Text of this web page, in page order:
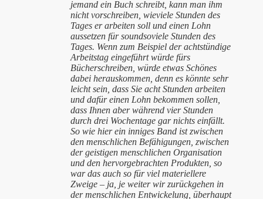
jemand ein Buch schreibt, kann man ihm
nicht vorschreiben, wieviele Stunden des
Tages er arbeiten soll und einen Lohn
aussetzen für soundsoviele Stunden des
Tages. Wenn zum Beispiel der achtstündige
Arbeitstag eingeführt würde fürs
Bücherschreiben, würde etwas Schönes
dabei herauskommen, denn es könnte sehr
leicht sein, dass Sie acht Stunden arbeiten
und dafür einen Lohn bekommen sollen,
dass Ihnen aber während vier Stunden
durch drei Wochentage gar nichts einfällt.
So wie hier ein inniges Band ist zwischen
den menschlichen Befähigungen, zwischen
der geistigen menschlichen Organisation
und den hervorgebrachten Produkten, so
war das auch so für viel materiellere
Zweige – ja, je weiter wir zurückgehen in
der menschlichen Entwickelung, überhaupt